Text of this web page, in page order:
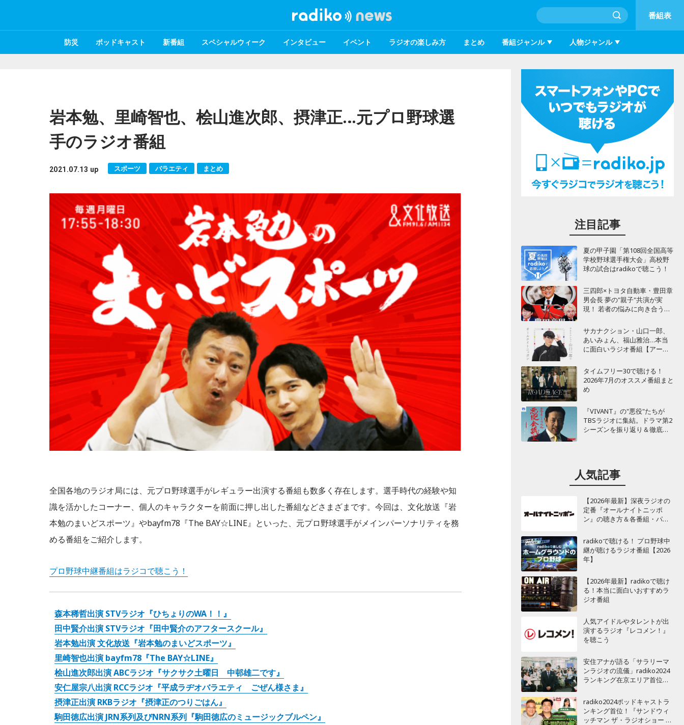
番組表
防災 ポッドキャスト 新番組 スペシャルウィーク インタビュー イベント ラジオの楽しみ方 まとめ 番組ジャンル 人物ジャンル
岩本勉、里崎智也、桧山進次郎、摂津正…元プロ野球選
手のラジオ番組
2021.07.13 up スポーツ バラエティ まとめ
全国各地のラジオ局には、元プロ野球選手がレギュラー出演する番組も数多く存在します。選手時代の経験や知
識を活かしたコーナー、個人のキャラクターを前面に押し出した番組などさまざまです。今回は、文化放送『岩
本勉のまいどスポーツ』やbayfm78『The BAY☆LINE』といった、元プロ野球選手がメインパーソナリティを務
める番組をご紹介します。
プロ野球中継番組はラジコで聴こう！
森本稀哲出演 STVラジオ『ひちょりのWA！！』
田中賢介出演 STVラジオ『田中賢介のアフタースクール』
岩本勉出演 文化放送『岩本勉のまいどスポーツ』
里崎智也出演 bayfm78『The BAY☆LINE』
桧山進次郎出演 ABCラジオ『サクサク土曜日 中邨雄二です』
安仁屋宗八出演 RCCラジオ『平成ラヂオバラエティ ごぜん様さま』
摂津正出演 RKBラジオ『摂津正のつりごはん』
駒田徳広出演 JRN系列及びNRN系列『駒田徳広のミュージックブルペン』
注目記事
夏の甲子園「第108回全国高等
学校野球選手権大会」高校野
球の試合はradikoで聴こう！
三四郎×トヨタ自動車・豊田章
男会長 夢の"親子"共演が実
現！ 若者の悩みに向き合うポ
サカナクション・山口一郎、
あいみょん、福山雅治…本当
に面白いラジオ番組【アーテ
タイムフリー30で聴ける！
2026年7月のオススメ番組まと
め
『VIVANT』の"悪役"たちが
TBSラジオに集結。ドラマ第2
シーズンを振り返り＆徹底考
人気記事
【2026年最新】深夜ラジオの
定番『オールナイトニッポ
ン』の聴き方＆各番組・パー
radikoで聴ける！ プロ野球中
継が聴けるラジオ番組【2026
年】
【2026年最新】radikoで聴け
る！本当に面白いおすすめラ
ジオ番組
人気アイドルやタレントが出
演するラジオ『レコメン！』
を聴こう
安住アナが語る「サラリーマ
ンラジオの流儀」radiko2024
ランキング在京エリア首位
曜天国』インタビュー
radiko2024ポッドキャストラ
ンキング首位！『サンドウィ
ッチマン ザ・ラジオショー サ